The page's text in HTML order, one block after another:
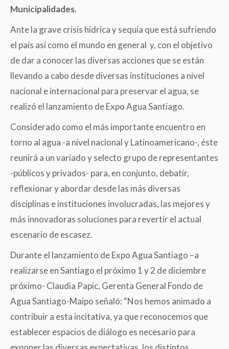
Municipalidades.
Ante la grave crisis hídrica y sequía que está sufriendo
el país así como el mundo en general y, con el objetivo
de dar a conocer las diversas acciones que se están
llevando a cabo desde diversas instituciones a nivel
nacional e internacional para preservar el agua, se
realizó el lanzamiento de Expo Agua Santiago.
Considerado como el más importante encuentro en
torno al agua -a nivel nacional y Latinoamericano-, éste
reunirá a un variado y selecto grupo de representantes
-públicos y privados- para, en conjunto, debatir,
reflexionar y abordar desde las más diversas
disciplinas e instituciones involucradas, las mejores y
más innovadoras soluciones para revertir el actual
escenario de escasez.
Durante el lanzamiento de Expo Agua Santiago –a
realizarse en Santiago el próximo 1 y 2 de diciembre
próximo- Claudia Papic, Gerenta General Fondo de
Agua Santiago-Maipo señaló: “Nos hemos animado a
contribuir a esta incitativa, ya que reconocemos que
establecer espacios de diálogo es necesario para